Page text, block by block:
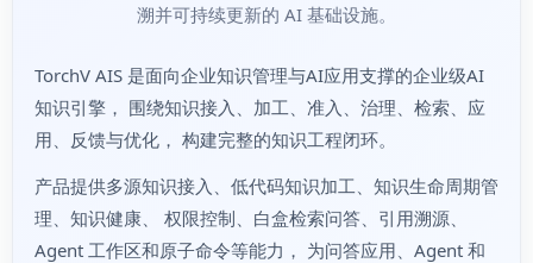
溯并可持续更新的 AI 基础设施。
TorchV AIS 是面向企业知识管理与AI应用支撑的企业级AI
知识引擎， 围绕知识接入、加工、准入、治理、检索、应
用、反馈与优化， 构建完整的知识工程闭环。
产品提供多源知识接入、低代码知识加工、知识生命周期管
理、知识健康、 权限控制、白盒检索问答、引用溯源、
Agent 工作区和原子命令等能力， 为问答应用、Agent 和